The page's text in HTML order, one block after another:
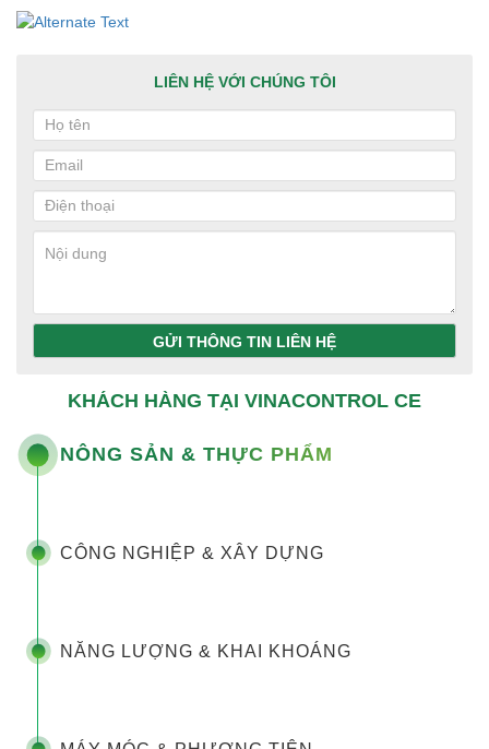
LIÊN HỆ VỚI CHÚNG TÔI
GỬI THÔNG TIN LIÊN HỆ
KHÁCH HÀNG TẠI VINACONTROL CE
NÔNG SẢN & THỰC PHẨM
CÔNG NGHIỆP & XÂY DỰNG
NĂNG LƯỢNG & KHAI KHOÁNG